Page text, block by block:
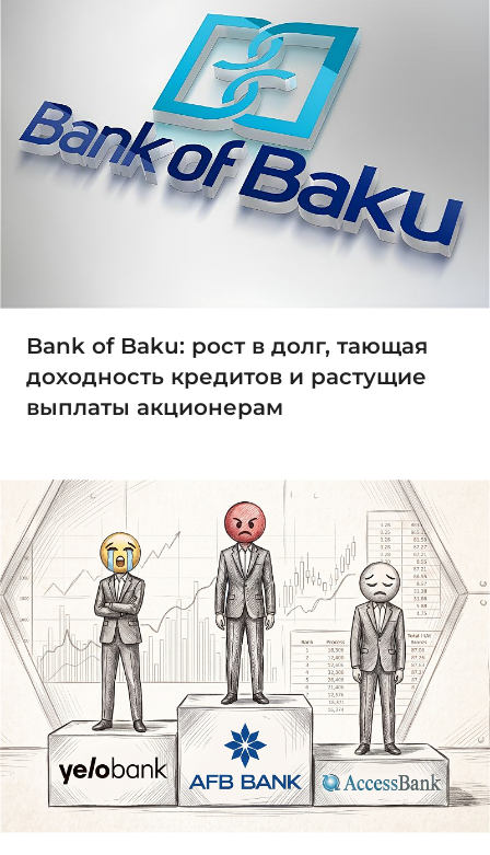
Bank of Baku: рост в долг, тающая
доходность кредитов и растущие
выплаты акционерам